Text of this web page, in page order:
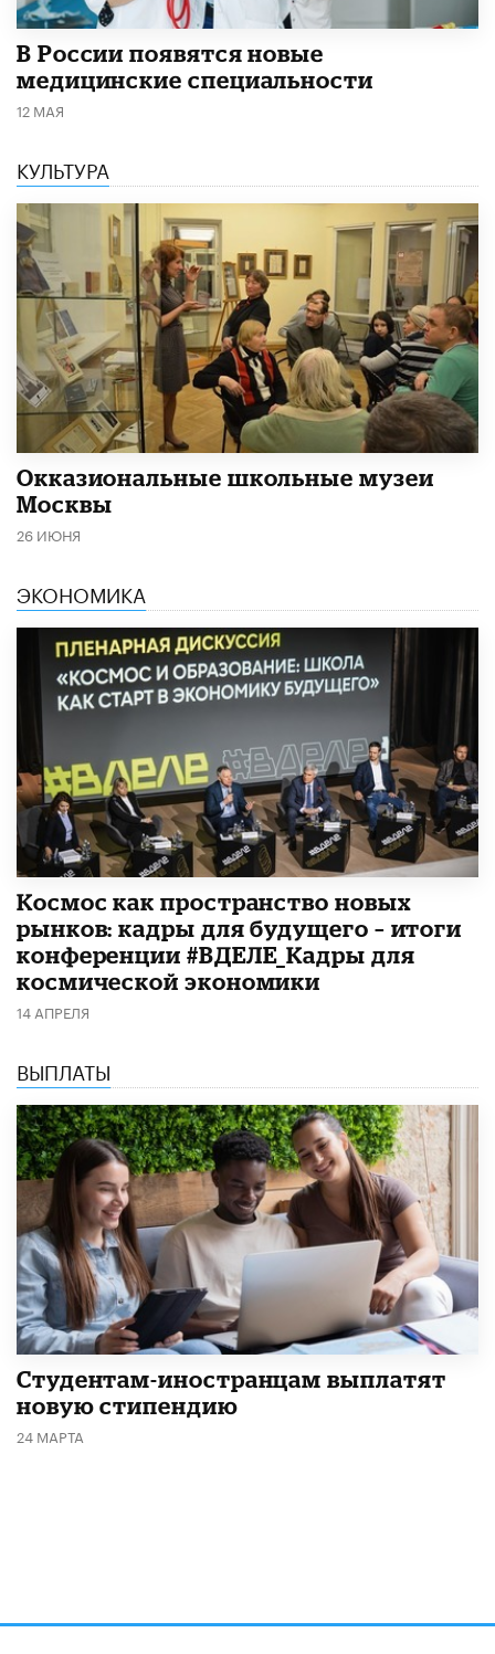
В России появятся новые
медицинские специальности
12 МАЯ
КУЛЬТУРА
​Окказиональные школьные музеи
Москвы
26 ИЮНЯ
ЭКОНОМИКА
Космос как пространство новых
рынков: кадры для будущего – итоги
конференции #ВДЕЛЕ_Кадры для
космической экономики
14 АПРЕЛЯ
ВЫПЛАТЫ
Студентам-иностранцам выплатят
новую стипендию
24 МАРТА